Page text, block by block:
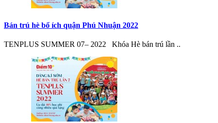
Bán trú hè bổ ích quận Phú Nhuận 2022
TENPLUS SUMMER 07– 2022 Khóa Hè bán trú lần ..